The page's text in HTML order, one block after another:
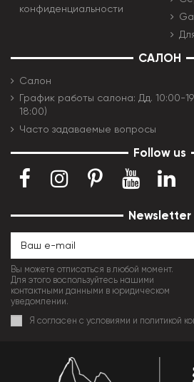
конфиденциальности
САЛОН
Салон
График работы салона: Дд. 10:00-
18:00)
Часто задаваемые вопросы
Follow us
Newsletter
Вы можете отписаться в любой момент.
Для этого воспользуйтесь нашими
контактными данными в юридическом
уведомлении.
Я согласен с условиями и политикой